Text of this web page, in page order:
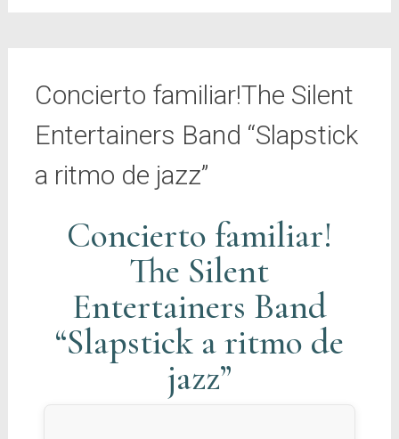
Concierto familiar!The Silent
Entertainers Band “Slapstick
a ritmo de jazz”
Concierto familiar!
The Silent
Entertainers Band
“Slapstick a ritmo de
jazz”